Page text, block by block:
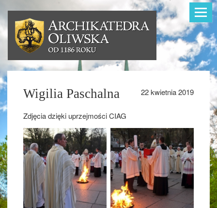
Toggle
22 kwietnia 2019
Wigilia Paschalna
Zdjęcia dzięki uprzejmości CIAG